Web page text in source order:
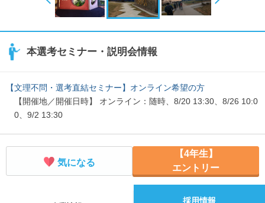
本選考セミナー・説明会情報
【文理不問・選考直結セミナー】オンライン希望の方
【開催地／開催日時】 オンライン：随時、8/20 13:30、8/26 10:0
0、9/2 13:30
気になる
【4年生】
エントリー
採用情報